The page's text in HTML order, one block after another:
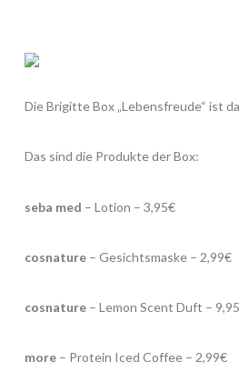
Die Brigitte Box „Lebensfreude“ ist
Das sind die Produkte der Box:
seba med – Lotion – 3,95€
cosnature– Gesichtsmaske – 2,99€
cosnature– Lemon Scent Duft –
more– Protein Iced Coffee – 2,99€